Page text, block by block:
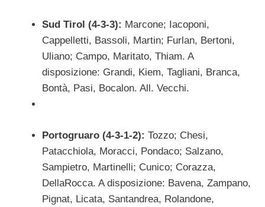
Sud Tirol (4-3-3): Marcone; Iacoponi,
Cappelletti, Bassoli, Martin; Furlan, Bertoni,
Uliano; Campo, Maritato, Thiam. A
disposizione: Grandi, Kiem, Tagliani, Branca,
Bontà, Pasi, Bocalon. All. Vecchi.
Portogruaro (4-3-1-2): Tozzo; Chesi,
Patacchiola, Moracci, Pondaco; Salzano,
Sampietro, Martinelli; Cunico; Corazza,
DellaRocca. A disposizione: Bavena, Zampano,
Pignat, Licata, Santandrea, Rolandone,